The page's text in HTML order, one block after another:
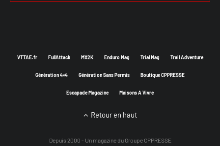
VTTAE.fr FullAttack MX2K Enduro Mag Trial Mag Trail Adventure
Génération 4×4 Génération Sans Permis Boutique CPPRESSE
Escapade Magazine Maisons A Vivre
Retour en haut
Depuis 2000 - Un magazine du Groupe CPPRESSE